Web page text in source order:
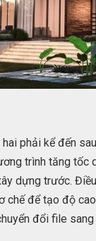
phải kể đến
trình tăng
dựng trước.
chế để tạo độ
đổi file